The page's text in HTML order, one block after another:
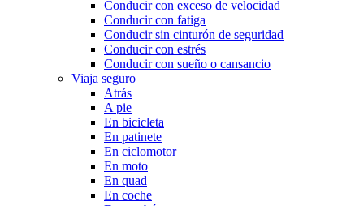
Conducir con exceso de velocidad
Conducir con fatiga
Conducir sin cinturón de seguridad
Conducir con estrés
Conducir con sueño o cansancio
Viaja seguro
Atrás
A pie
En bicicleta
En patinete
En ciclomotor
En moto
En quad
En coche